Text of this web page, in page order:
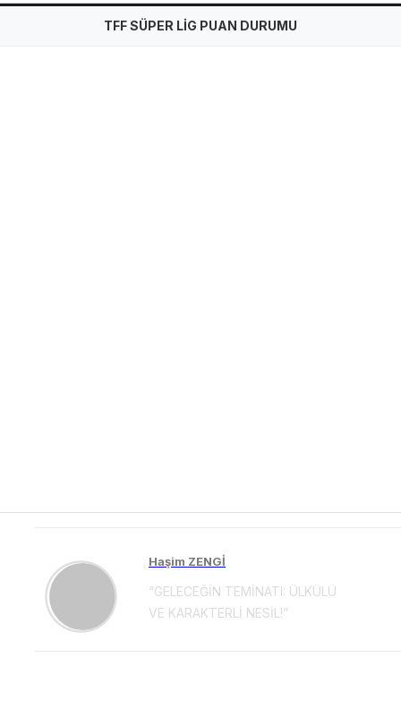
TFF SÜPER LİG PUAN DURUMU
Haşim ZENGİ
“GELECEĞİN TEMİNATI: ÜLKÜLÜ
VE KARAKTERLİ NESİL!”